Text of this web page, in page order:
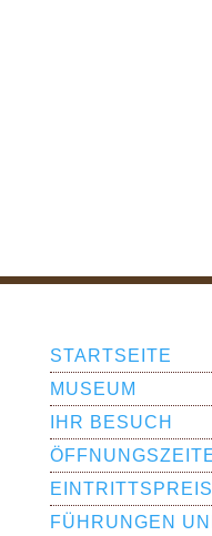
STARTSEITE
MUSEUM
IHR BESUCH
FÜHRUNGEN